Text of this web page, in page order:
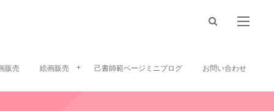
販売 絵画販売 己書師範ページミニブログ お問い合わせ